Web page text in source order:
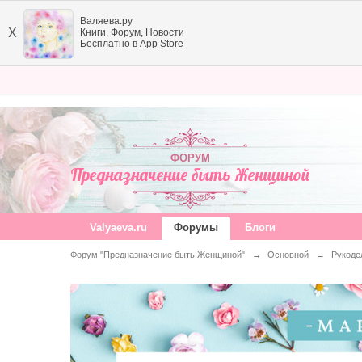
X
Валяева.ру
Книги, Форум, Новости
Бесплатно в App Store
ФОРУМ
Предназначение быть Женщиной
Valyaeva.ru Форумы Блоги
Форум "Предназначение быть Женщиной" → Основной →